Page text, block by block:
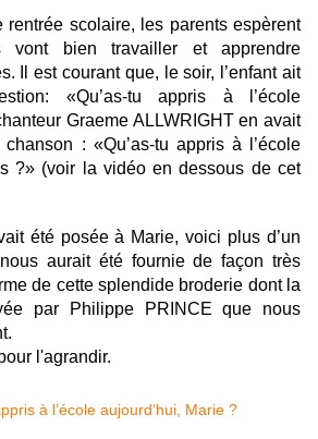
rentrée scolaire, les parents espèrent
vont bien travailler et apprendre
Il est courant que, le soir, l’enfant ait
«Qu’as-tu appris à l’école
Graeme ALLWRIGHT en avait
: «Qu’as-tu appris à l’école
?» (voir la vidéo en dessous de cet
été posée à Marie, voici plus d’un
aurait été fournie de façon très
de cette splendide broderie dont la
par Philippe PRINCE que nous
l'agrandir.